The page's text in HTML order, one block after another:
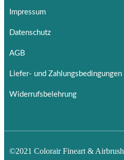
Impressum
Datenschutz
AGB
Liefer- und Zahlungsbedingungen
Widerrufsbelehrung
©2021 Colorair Fineart & Airbrush